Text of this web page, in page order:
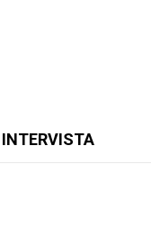
INTERVISTA